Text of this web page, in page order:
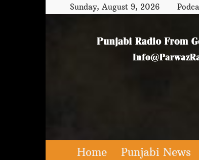
Sunday, August 9, 2026
Home Punjabi News